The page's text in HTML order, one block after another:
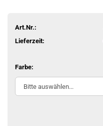
Art.Nr.:
Lieferzeit:
Farbe: